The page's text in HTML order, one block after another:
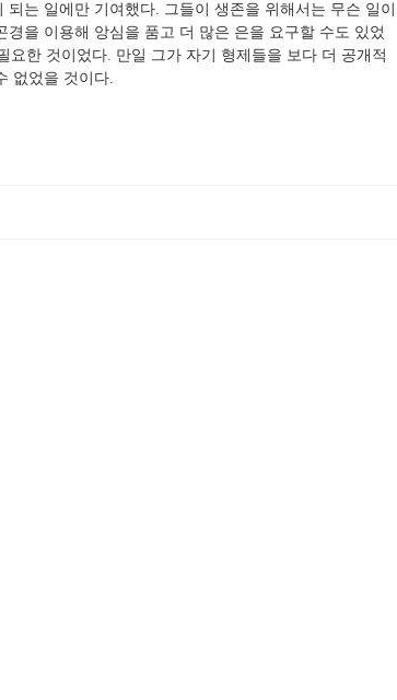
는 일에만 기여했다. 그들이 생존을 위해서는 무슨 일이
을 이용해 앙심을 품고 더 많은 은을 요구할 수도 있었
한 것이었다. 만일 그가 자기 형제들을 보다 더 공개적
없었을 것이다.